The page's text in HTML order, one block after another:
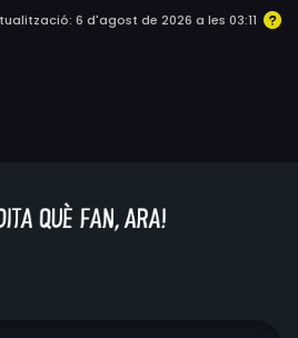
6 d'agost de 2026 a les 03:11